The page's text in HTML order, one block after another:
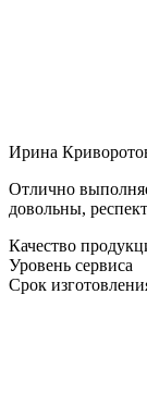
Ирина
Отлично
довольны,
Качество
Уровень сервиса
Срок